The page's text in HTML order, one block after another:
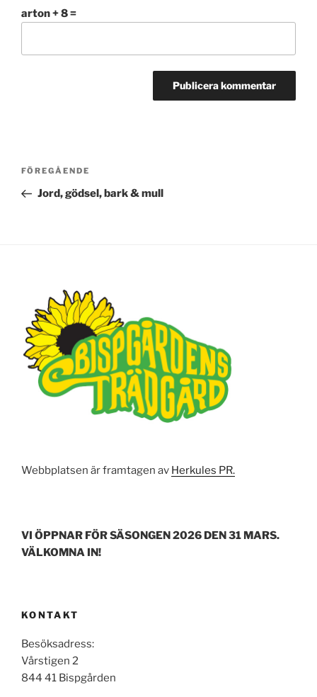
arton + 8 =
Inläggsnavigering
Föregående
inlägg
FÖREGÅENDE
Jord, gödsel, bark & mull
Webbplatsen är framtagen av Herkules PR.
VI ÖPPNAR FÖR SÄSONGEN 2026 DEN 31 MARS.
VÄLKOMNA IN!
KONTAKT
Besöksadress:
Vårstigen 2
844 41 Bispgården